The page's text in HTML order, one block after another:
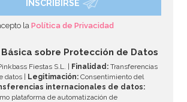
para Photocall de Lujo Nochevieja
AÑADIR
INSCRIBIRSE
laPolítica de Privacidad
sobre Protección de Datos
Fiestas S.L. | Finalidad: Transferencias
datos |
Legitimación: Consentimiento del
internacionales de datos:
plataforma de automatización de